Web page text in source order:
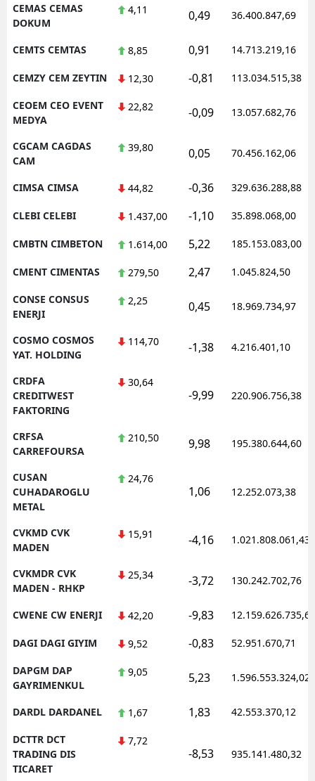
CEMAS CEMAS
DOKUM
4,11 0,49 36.400.847,69
CEMTS CEMTAS 8,85 0,91 14.713.219,16
CEMZY CEM ZEYTIN 12,30 -0,81 113.034.515,38
CEOEM CEO EVENT
MEDYA
22,82 -0,09 13.057.682,76
CGCAM CAGDAS
CAM
39,80 0,05 70.456.162,06
CIMSA CIMSA 44,82 -0,36 329.636.288,88
CLEBI CELEBI 1.437,00 -1,10 35.898.068,00
CMBTN CIMBETON 1.614,00 5,22 185.153.083,00
CMENT CIMENTAS 279,50 2,47 1.045.824,50
CONSE CONSUS
ENERJI
2,25 0,45 18.969.734,97
COSMO COSMOS
YAT. HOLDING
114,70 -1,38 4.216.401,10
CRDFA
CREDITWEST
FAKTORING
30,64
-9,99 220.906.756,38
CRFSA
CARREFOURSA
210,50 9,98 195.380.644,60
CUSAN
CUHADAROGLU
METAL
24,76
1,06 12.252.073,38
CVKMD CVK
MADEN
15,91 -4,16 1.021.808.061,43
CVKMDR CVK
MADEN - RHKP
25,34 -3,72 130.242.702,76
CWENE CW ENERJI 42,20 -9,83 12.159.626.735,62
DAGI DAGI GIYIM 9,52 -0,83 52.951.670,71
DAPGM DAP
GAYRIMENKUL
9,05 5,23 1.596.553.324,02
DARDL DARDANEL 1,67 1,83 42.553.370,12
DCTTR DCT
TRADING DIS
TICARET
7,72
-8,53 935.141.480,32